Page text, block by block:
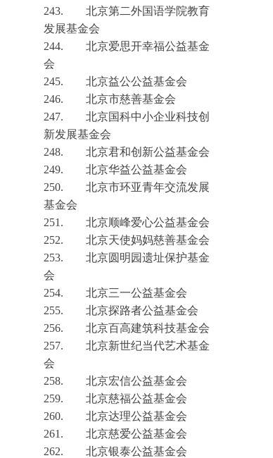
243.
北京第二外国语学院教育
发展基金会
244.
北京爱思开幸福公益基金
会
245.
北京益公公益基金会
246.
北京市慈善基金会
247.
北京国科中小企业科技创
新发展基金会
248.
北京君和创新公益基金会
249.
北京华益公益基金会
250.
北京市环亚青年交流发展
基金会
251.
北京顺峰爱心公益基金会
252.
北京天使妈妈慈善基金会
253.
北京圆明园遗址保护基金
会
254.
北京三一公益基金会
255.
北京探路者公益基金会
256.
北京百高建筑科技基金会
257.
北京新世纪当代艺术基金
会
258.
北京宏信公益基金会
259.
北京慈福公益基金会
260.
北京达理公益基金会
261.
北京慈爱公益基金会
262.
北京银泰公益基金会